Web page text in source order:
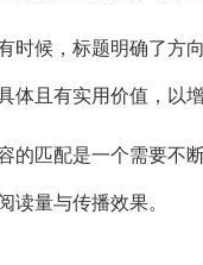
有时候，标题明确了方
体且有实用价值，以
的匹配是一个需要不
读量与传播效果。